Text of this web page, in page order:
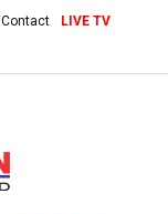
Contact LIVE TV